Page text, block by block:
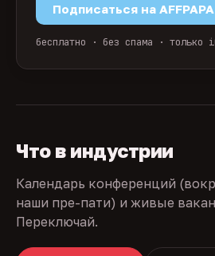
Подписаться на AFFPAPA
бесплатно · без спама · только
Что в индустрии
Календарь конференций
наши пре-пати) и живые
Переключай.